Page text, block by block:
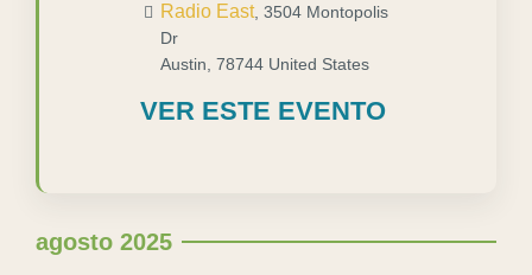
Radio East, 3504 Montopolis
Dr
Austin 78744 United States
VER ESTE EVENTO
agosto 2025